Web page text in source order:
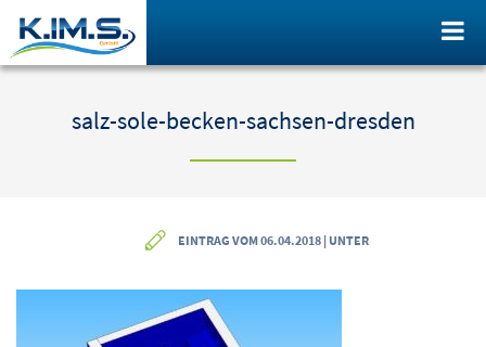
salz-sole-becken-sachsen-dresden
EINTRAG VOM 06.04.2018 | UNTER